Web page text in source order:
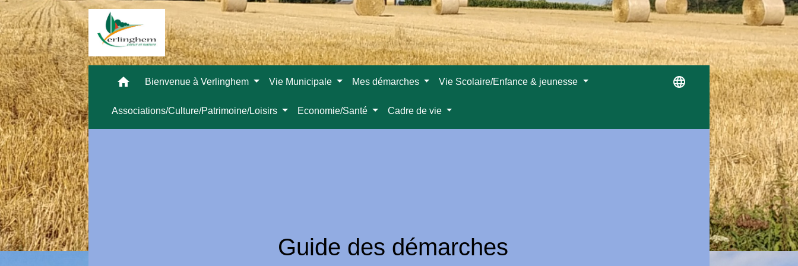
home Bienvenue à Verlinghem Vie Municipale Mes démarches Vie Scolaire/Enfance & jeunesse
Associations/Culture/Patrimoine/Loisirs Economie/Santé Cadre de vie
language
Guide des démarches